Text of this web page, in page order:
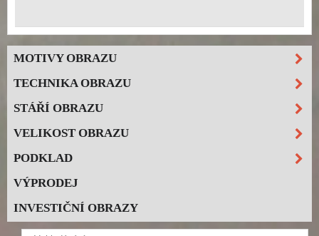
MOTIVY OBRAZU
TECHNIKA OBRAZU
STÁŘÍ OBRAZU
VELIKOST OBRAZU
PODKLAD
VÝPRODEJ
INVESTIČNÍ OBRAZY